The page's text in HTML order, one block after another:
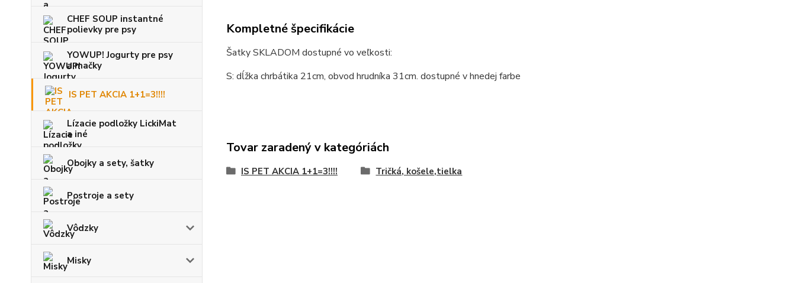
CHEF SOUP instantné
polievky pre psy
YOWUP! Jogurty pre psy
a mačky
IS PET AKCIA 1+1=3!!!!
Lízacie podložky LickiMat
a iné
Obojky a sety, šatky
Postroje a sety
Vôdzky
Misky
Kompletné špecifikácie
Šatky SKLADOM dostupné vo veľkosti:
S: dĺžka chrbátika 21cm, obvod hrudníka 31cm. dostupné v hnedej farbe
Tovar zaradený v kategóriách
IS PET AKCIA 1+1=3!!!! Tričká, košele,tielka